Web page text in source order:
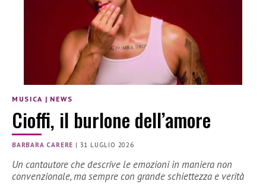
MUSICA | NEWS
Cioffi, il burlone dell’amore
BARBARA CARERE | 31 LUGLIO 2026
Un cantautore che descrive le emozioni in maniera non
convenzionale, ma sempre con grande schiettezza e verità